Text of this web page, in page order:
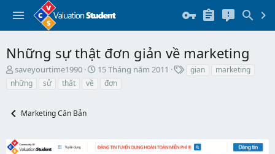
Những sự thật đơn giản về marketing
T
h
a
t
saveyourtime1990
N
đ
15 Tháng năm 2011 gian
marketing
những
sử thất về đơn
Marketing Căn Bản